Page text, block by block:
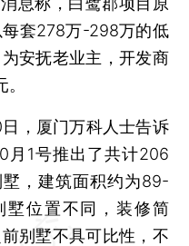
套278万-298万的低
安抚老业主，开发商
，厦门万科人士告诉
月1号推出了共计206
，建筑面积约为89-
墅位置不同，装修简
别墅不具可比性，不